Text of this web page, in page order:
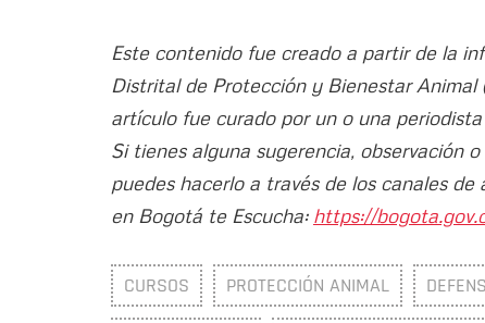
Este contenido fue creado a partir de la
Distrital de Protección y Bienestar Animal
artículo fue curado por un o una
Si tienes alguna sugerencia, observación
puedes hacerlo a través de los canales
en Bogotá te Escucha: https://
CURSOS PROTECCIÓN ANIMAL